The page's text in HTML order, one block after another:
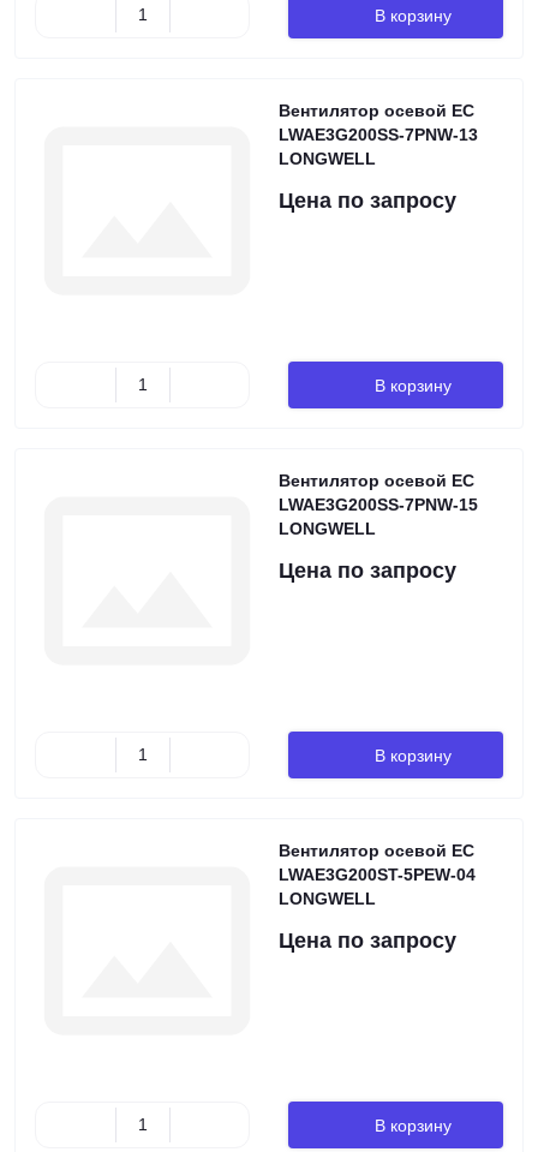
В корзину
Вентилятор осевой EC
LWAE3G200SS-7PNW-13
LONGWELL
Цена по запросу
В корзину
Вентилятор осевой EC
LWAE3G200SS-7PNW-15
LONGWELL
Цена по запросу
В корзину
Вентилятор осевой EC
LWAE3G200ST-5PEW-04
LONGWELL
Цена по запросу
В корзину